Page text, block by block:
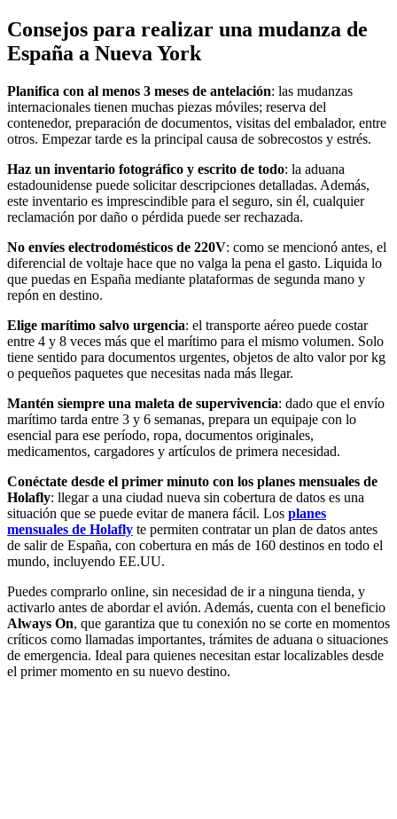
Consejos para realizar una mudanza de
España a Nueva York
Planifica con al menos 3 meses de antelación: las mudanzas
internacionales tienen muchas piezas móviles; reserva del
contenedor, preparación de documentos, visitas del embalador, entre
otros. Empezar tarde es la principal causa de sobrecostos y estrés.
Haz un inventario fotográfico y escrito de todo: la aduana
estadounidense puede solicitar descripciones detalladas. Además,
este inventario es imprescindible para el seguro, sin él, cualquier
reclamación por daño o pérdida puede ser rechazada.
No envíes electrodomésticos de 220V: como se mencionó antes, el
diferencial de voltaje hace que no valga la pena el gasto. Liquida lo
que puedas en España mediante plataformas de segunda mano y
repón en destino.
Elige marítimo salvo urgencia: el transporte aéreo puede costar
entre 4 y 8 veces más que el marítimo para el mismo volumen. Solo
tiene sentido para documentos urgentes, objetos de alto valor por kg
o pequeños paquetes que necesitas nada más llegar.
Mantén siempre una maleta de supervivencia: dado que el envío
marítimo tarda entre 3 y 6 semanas, prepara un equipaje con lo
esencial para ese período, ropa, documentos originales,
medicamentos, cargadores y artículos de primera necesidad.
Conéctate desde el primer minuto con los planes mensuales de
Holafly: llegar a una ciudad nueva sin cobertura de datos es una
situación que se puede evitar de manera fácil. Los planes
mensuales de Holafly te permiten contratar un plan de datos antes
de salir de España, con cobertura en más de 160 destinos en todo el
mundo, incluyendo EE.UU.
Puedes comprarlo online, sin necesidad de ir a ninguna tienda, y
activarlo antes de abordar el avión. Además, cuenta con el beneficio
Always On, que garantiza que tu conexión no se corte en momentos
críticos como llamadas importantes, trámites de aduana o situaciones
de emergencia. Ideal para quienes necesitan estar localizables desde
el primer momento en su nuevo destino.